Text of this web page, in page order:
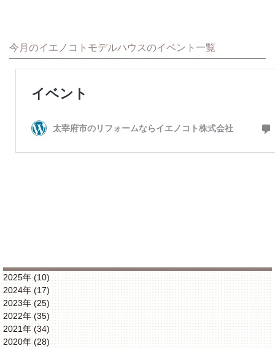
今月のイエノコトモデルハウスのイベント一覧
2025年 (10)
2024年 (17)
2023年 (25)
2022年 (35)
2021年 (34)
2020年 (28)